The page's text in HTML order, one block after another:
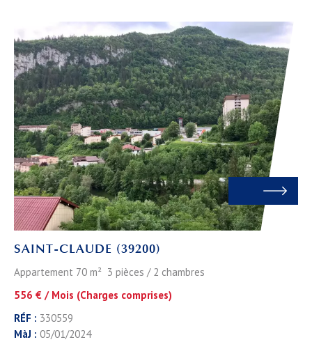
SAINT-CLAUDE (39200)
Appartement 70 m² 3 pièces / 2 chambres
556 € / Mois (Charges comprises)
RÉF : 330559
MàJ : 05/01/2024